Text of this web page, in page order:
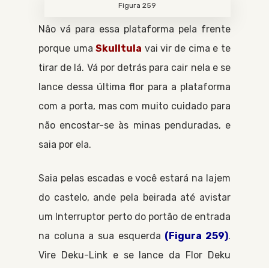
Figura 259
Não vá para essa plataforma pela frente
porque umaSkulltula vai vir de cima e te
tirar de lá. Vá por detrás para cair nela e se
lance dessa última flor para a plataforma
com a porta, mas com muito cuidado para
não encostar-se às minas penduradas, e
saia por ela.
Saia pelas escadas e você estará na lajem
do castelo, ande pela beirada até avistar
um Interruptor perto do portão de entrada
na coluna a sua esquerda (Figura 259).
Vire Deku-Linke se lance da Flor Deku